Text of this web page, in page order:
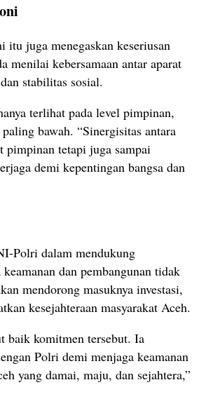
itu juga menegaskan keseriusan
kebersamaan antar aparat
stabilitas sosial.
terlihat pada level pimpinan,
bawah. “Sinergisitas antara
tetapi juga sampai
demi kepentingan bangsa dan
Polri dalam mendukung
dan pembangunan tidak
mendorong masuknya investasi,
kesejahteraan masyarakat Aceh.
baik komitmen tersebut. Ia
Polri demi menjaga keamanan
yang damai, maju, dan sejahtera,”